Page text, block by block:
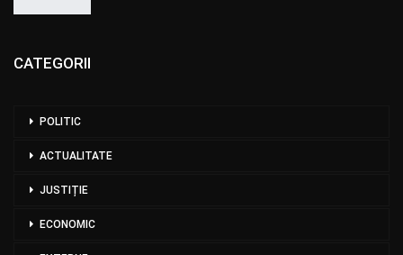
CATEGORII
POLITIC
ACTUALITATE
JUSTIȚIE
ECONOMIC